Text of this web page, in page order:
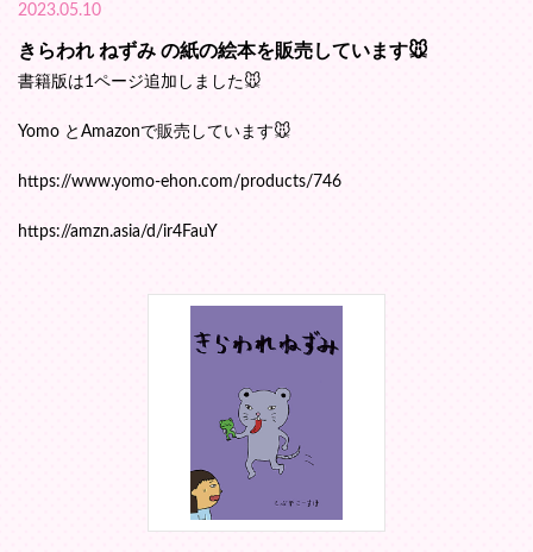
2023.05.10
きらわれ ねずみ の紙の絵本を販売しています🐭
書籍版は1ページ追加しました🐭
Yomo とAmazonで販売しています🐭
https://www.yomo-ehon.com/products/746
https://amzn.asia/d/ir4FauY